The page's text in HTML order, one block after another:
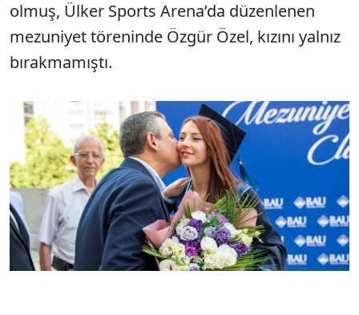
olmuş, Ülker Sports Arena’da düzenlenen
mezuniyet töreninde Özgür Özel, kızını yalnız
bırakmamıştı.